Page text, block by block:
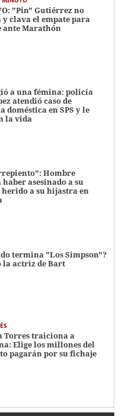
"Pin" Gutiérrez no
y clava el empate para
ante Marathón
a una fémina: policía
atendió caso de
doméstica en SPS y le
la vida
Hombre
haber asesinado a su
a su hijastra en
termina "Los Simpson"?
la actriz de Bart
Torres traiciona a
Elige los millones del
pagarán por su fichaje